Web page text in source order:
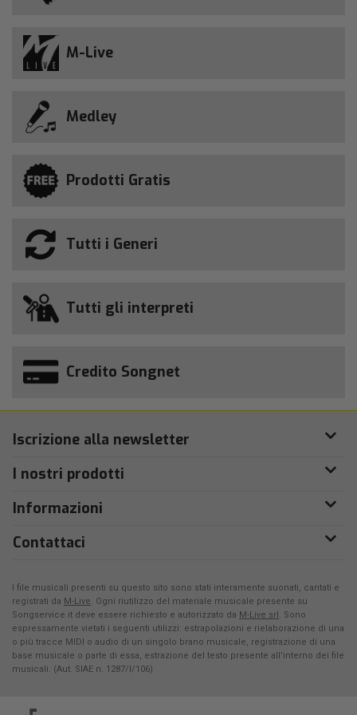
M-Live
Medley
Prodotti Gratis
Tutti i Generi
Tutti gli interpreti
Credito Songnet
Iscrizione alla newsletter
I nostri prodotti
Informazioni
Contattaci
I file musicali presenti su questo sito sono stati interamente suonati, cantati e
registrati da M-Live. Ogni riutilizzo del materiale musicale presente su
Songservice.it deve essere richiesto e autorizzato da M-Live srl. Sono
espressamente vietati i seguenti utilizzi: estrapolazioni e rielaborazione di una
o più tracce MIDI o audio di un singolo brano musicale, registrazione di una
base musicale o parte di essa, estrazione del testo presente all'interno dei file
musicali. (Aut. SIAE n. 1287/I/106)